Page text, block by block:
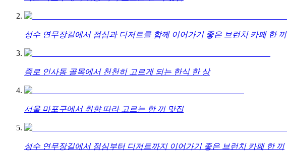
성수 연무장길에서 점심과 디저트를 함께 이어가기 좋은 브런치 카페 한 끼
종로 인사동 골목에서 천천히 고르게 되는 한식 한 상
서울 마포구에서 취향 따라 고르는 한 끼 맛집
성수 연무장길에서 점심부터 디저트까지 이어가기 좋은 브런치 카페 한 끼